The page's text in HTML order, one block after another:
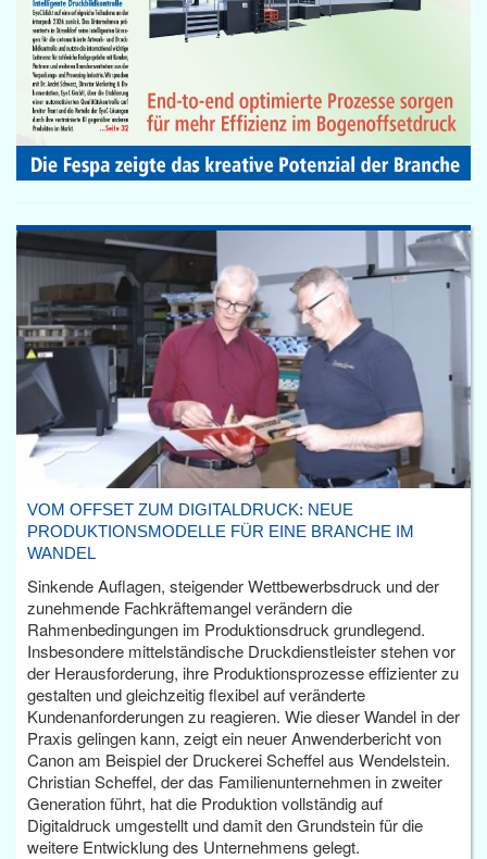
VOM OFFSET ZUM DIGITALDRUCK: NEUE
PRODUKTIONSMODELLE FÜR EINE BRANCHE IM
WANDEL
Sinkende Auflagen, steigender Wettbewerbsdruck und der
zunehmende Fachkräftemangel verändern die
Rahmenbedingungen im Produktionsdruck grundlegend.
Insbesondere mittelständische Druckdienstleister stehen vor
der Herausforderung, ihre Produktionsprozesse effizienter zu
gestalten und gleichzeitig flexibel auf veränderte
Kundenanforderungen zu reagieren. Wie dieser Wandel in der
Praxis gelingen kann, zeigt ein neuer Anwenderbericht von
Canon am Beispiel der Druckerei Scheffel aus Wendelstein.
Christian Scheffel, der das Familienunternehmen in zweiter
Generation führt, hat die Produktion vollständig auf
Digitaldruck umgestellt und damit den Grundstein für die
weitere Entwicklung des Unternehmens gelegt.